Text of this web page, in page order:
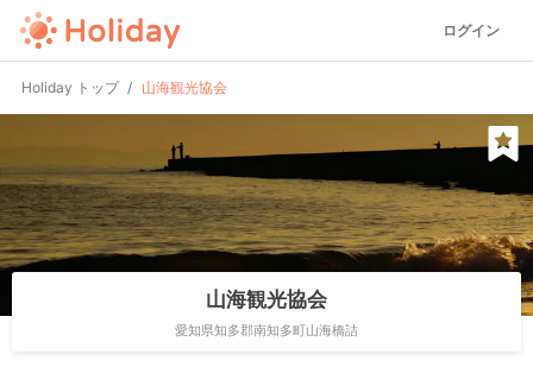
ログイン
Holiday トップ 山海観光協会
山海観光協会
愛知県知多郡南知多町山海橋詰